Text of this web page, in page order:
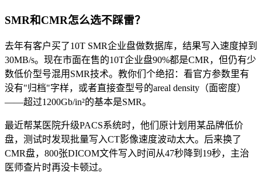
SMR和CMR怎么选不踩雷？
去年有客户买了10T SMR企业盘做数据库，结果写入速度掉到
30MB/s。现在市面在售的10T企业盘90%都是CMR，但仍有少
数低价型号混用SMR技术。教你们个绝招：看官方参数里有
没有"归档"字样，或者直接查型号的areal density（面密度）
——超过1200Gb/in²的基本是SMR。
最近帮某医院升级PACS系统时，他们原计划用某品牌低价
盘，测试时发现批量写入CT影像速度波动太大。后来换了
CMR盘，800张DICOM文件写入时间从47秒降到19秒，主治
医师查片时再没卡顿过。